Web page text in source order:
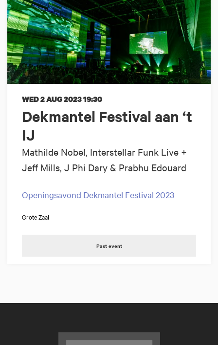
Dekmantel Festival aan ‘t
IJ
Mathilde Nobel, Interstellar Funk Live +
Jeff Mills, J Phi Dary & Prabhu Edouard
WED 2 AUG 202319:30
Openingsavond Dekmantel Festival 2023
Grote Zaal
Past event